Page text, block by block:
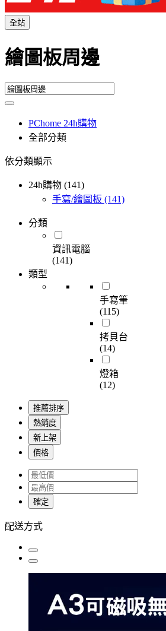
全站
繪圖板周邊
PChome 24h購物
全部分類
依分類顯示
24h購物 (141)
手寫/繪圖板 (141)
分類
資訊電腦
(141)
類型
手寫筆
(115)
拷貝台
(14)
燈箱
(12)
推薦排序
熱銷度
新上架
價格
確定
配送方式